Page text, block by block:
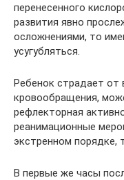
перенесенного
развития явно
осложнениями, то
усугубляться.
Ребенок страдает от
кровообращения,
рефлекторная
реанимационные
экстренном порядке,
В первые же часы